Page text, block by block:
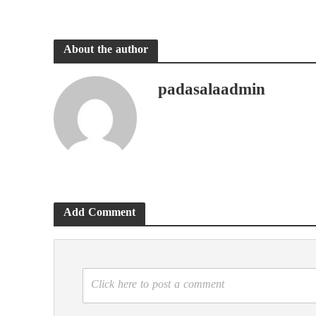
About the author
padasalaadmin
Add Comment
Click here to post a comment